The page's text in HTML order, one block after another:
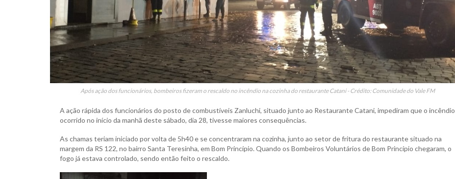
Após ação dos funcionários, bombeiros fizeram o rescaldo no incêndio na cozinha do restaurante Catani - Crédito: Comunidade do Vale FM
A ação rápida dos funcionários do posto de combustíveis Zanluchi, situado junto ao Restaurante Catani, impediram que o incêndio
ocorrido no início da manhã deste sábado, dia 28, tivesse maiores consequências.
As chamas teriam iniciado por volta de 5h40 e se concentraram na cozinha, junto ao setor de fritura do restaurante situado na
margem da RS 122, no bairro Santa Teresinha, em Bom Princípio. Quando os Bombeiros Voluntários de Bom Princípio chegaram, o
fogo já estava controlado, sendo então feito o rescaldo.